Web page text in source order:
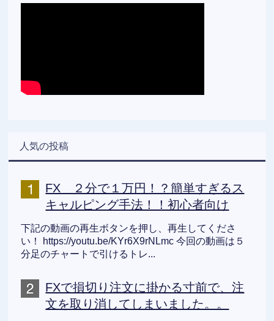
人気の投稿
FX ２分で１万円！？簡単すぎるス
キャルピング手法！！初心者向け
下記の動画の再生ボタンを押し、再生してくださ
い！ https://youtu.be/KYr6X9rNLmc 今回の動画は５
分足のチャートで引けるトレ...
FXで損切り注文に掛かる寸前で、注
文を取り消してしまいました。。